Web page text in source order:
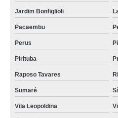
Jardim Bonfiglioli
Pacaembu
Perus
Pirituba
Raposo Tavares
Sumaré
Vila Leopoldina